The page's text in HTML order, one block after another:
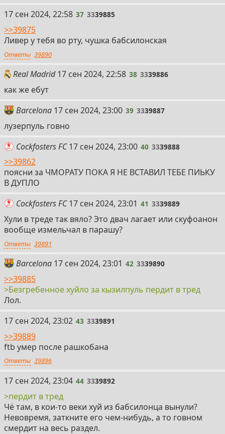
37
17 сен 2024, 22:58 37 3339885
>>39875
Ливер у тебя во рту, чушка бабсилонская
Ответы 39890
Real Madrid 38
17 сен 2024, 22:58 38 3339886
как же ебут
Barcelona 39
17 сен 2024, 23:00 39 3339887
лузерпуль говно
Cockfosters FC 40
17 сен 2024, 23:00 40 3339888
>>39862
поясни за ЧМОРАТУ ПОКА Я НЕ ВСТАВИЛ ТЕБЕ ПИЬКУ
В ДУПЛО
Cockfosters FC 41
17 сен 2024, 23:01 41 3339889
Хули в треде так вяло? Это двач лагает или скуфоанон
вообще измельчал в парашу?
Ответы 39891
Barcelona 42
17 сен 2024, 23:01 42 3339890
>>39885
>Безгребенное хуйло за кызилпуль пердит в тред
Лол.
43
17 сен 2024, 23:02 43 3339891
>>39889
ftb умер после рашкобана
Ответы 39896
44
17 сен 2024, 23:04 44 3339892
>пердит в тред
Чё там, в кои-то веки хуй из бабсилонца вынули?
Невовремя, заткните его чем-нибудь, а то говном
смердит на весь раздел.